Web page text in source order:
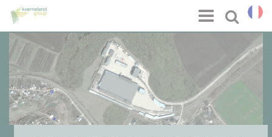
Select
Menu
Panneau de gestion des cookies